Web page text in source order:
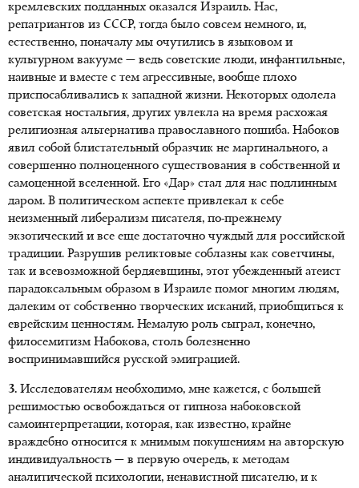
кремлевских подданных оказался Израиль. Нас,
репатриантов из СССР, тогда было совсем немного, и,
естественно, поначалу мы очутились в языковом и
культурном вакууме — ведь советские люди, инфантильные,
наивные и вместе с тем агрессивные, вообще плохо
приспосабливались к западной жизни. Некоторых одолела
советская ностальгия, других увлекла на время расхожая
религиозная альтернатива православного пошиба. Набоков
явил собой блистательный образчик не маргинального, а
совершенно полноценного существования в собственной и
самоценной вселенной. Его «Дар» стал для нас подлинным
даром. В политическом аспекте привлекал к себе
неизменный либерализм писателя, по-прежнему
экзотический и все еще достаточно чуждый для российской
традиции. Разрушив реликтовые соблазны как советчины,
так и всевозможной бердяевщины, этот убежденный атеист
парадоксальным образом в Израиле помог многим людям,
далеким от собственно творческих исканий, приобщиться к
еврейским ценностям. Немалую роль сыграл, конечно,
филосемитизм Набокова, столь болезненно
воспринимавшийся русской эмиграцией.
3. Исследователям необходимо, мне кажется, с большей
решимостью освобождаться от гипноза набоковской
самоинтерпретации, которая, как известно, крайне
враждебно относится к мнимым покушениям на авторскую
индивидуальность — в первую очередь, к методам
аналитической психологии, ненавистной писателю, и к